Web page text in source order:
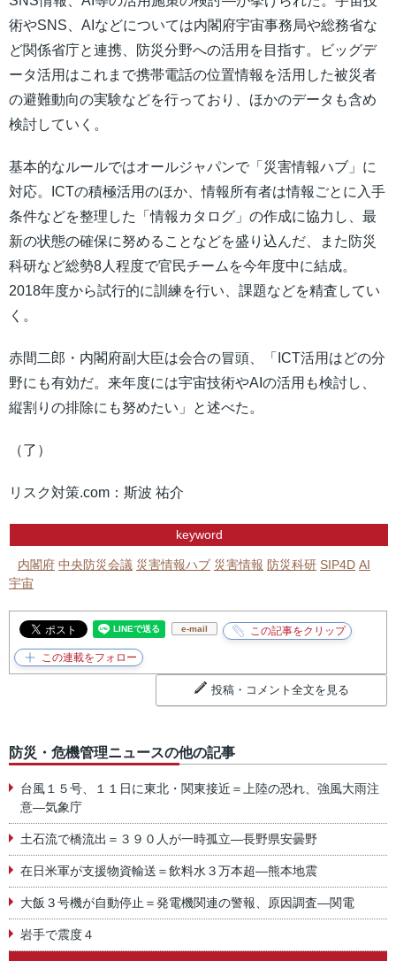
術やSNS、AIなどについては内閣府宇宙事務局や総務省な
ど関係省庁と連携、防災分野への活用を目指す。ビッグデ
ータ活用はこれまで携帯電話の位置情報を活用した被災者
の避難動向の実験などを行っており、ほかのデータも含め
検討していく。
基本的なルールではオールジャパンで「災害情報ハブ」に
対応。ICTの積極活用のほか、情報所有者は情報ごとに入手
条件などを整理した「情報カタログ」の作成に協力し、最
新の状態の確保に努めることなどを盛り込んだ、また防災
科研など総勢8人程度で官民チームを今年度中に結成。
2018年度から試行的に訓練を行い、課題などを精査してい
く。
赤間二郎・内閣府副大臣は会合の冒頭、「ICT活用はどの分
野にも有効だ。来年度には宇宙技術やAIの活用も検討し、
縦割りの排除にも努めたい」と述べた。
（了）
リスク対策.com：斯波 祐介
keyword
内閣府 中央防災会議 災害情報ハブ 災害情報 防災科研 SIP4D AI
宇宙
e-mail
投稿・コメント全文を見る
防災・危機管理ニュースの他の記事
台風１５号、１１日に東北・関東接近＝上陸の恐れ、強風大雨注
意―気象庁
土石流で橋流出＝３９０人が一時孤立―長野県安曇野
在日米軍が支援物資輸送＝飲料水３万本超―熊本地震
大飯３号機が自動停止＝発電機関連の警報、原因調査―関電
岩手で震度４